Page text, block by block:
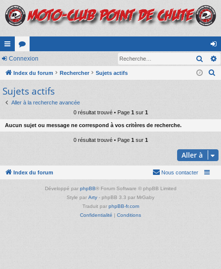
cc
ès
ra
pi
or
u
m
s
on
ne
Connexion
Index du forum Rechercher Sujets actifs
h
e
Sujets actifs
Aller à la recherche avancée
0 résultat trouvé • Page 1sur 1
Aucun sujet ou message ne correspond à vos critères de recherche.
0 résultat trouvé • Page 1 sur 1
Aller à
Index du forum Nous contacter
Développé par phpBB® Forum Software © phpBB Limited
Style par Arty - phpBB 3.3 par MrGaby
Traduit par phpBB-fr.com
Confidentialité | Conditions